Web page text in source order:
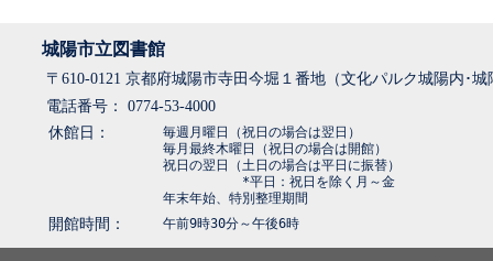
城陽市立図書館
〒610-0121 京都府城陽市寺田今堀１番地（文化パルク城陽内･
電話番号： 0774-53-4000
休館日：
毎週月曜日（祝日の場合は翌日）
毎月最終木曜日（祝日の場合は開館）
祝日の翌日（土日の場合は平日に振替）
*平日：祝日を除く月～金
年末年始、特別整理期間
開館時間： 午前9時30分～午後6時